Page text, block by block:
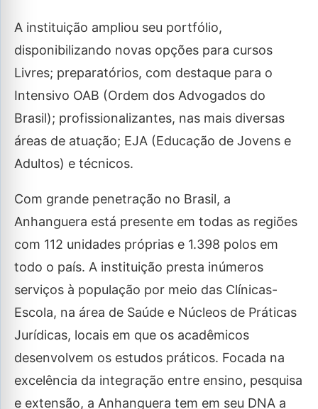
A instituição ampliou seu portfólio,
disponibilizando novas opções para cursos
Livres; preparatórios, com destaque para o
Intensivo OAB (Ordem dos Advogados do
Brasil); profissionalizantes, nas mais diversas
áreas de atuação; EJA (Educação de Jovens e
Adultos) e técnicos.
Com grande penetração no Brasil, a
Anhanguera está presente em todas as regiões
com 112 unidades próprias e 1.398 polos em
todo o país. A instituição presta inúmeros
serviços à população por meio das Clínicas-
Escola, na área de Saúde e Núcleos de Práticas
Jurídicas, locais em que os acadêmicos
desenvolvem os estudos práticos. Focada na
excelência da integração entre ensino, pesquisa
e extensão, a Anhanguera tem em seu DNA a